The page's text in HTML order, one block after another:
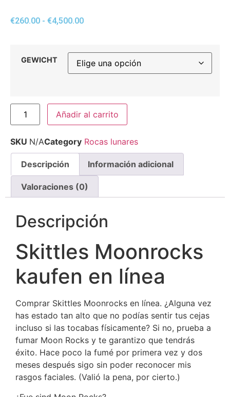
€260.00 - €4,500.00
GEWICHT
Añadir al carrito
SKU N/ACategory Rocas lunares
Descripción Información adicional
Valoraciones (0)
Descripción
Skittles Moonrocks
kaufen en línea
Comprar Skittles Moonrocks en línea. ¿Alguna vez
has estado tan alto que no podías sentir tus cejas
incluso si las tocabas físicamente? Si no, prueba a
fumar Moon Rocks y te garantizo que tendrás
éxito. Hace poco la fumé por primera vez y dos
meses después sigo sin poder reconocer mis
rasgos faciales. (Valió la pena, por cierto.)